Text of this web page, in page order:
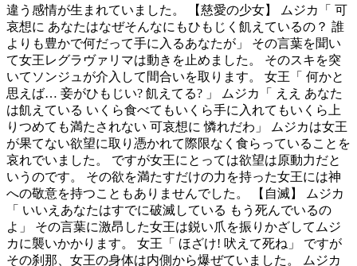
違う感情が生まれていました。 【慈愛の少女】 ムジカ「 可
哀想に あなたはなぜそんなにもひもじく飢えているの？ 誰
よりも豊かで何だって手に入るあなたが」 その言葉を聞い
て女王レグラヴァリマは動きを止めました。 そのスキを突
いてソンジュが介入して間合いを取ります。 女王「 何かと
思えば… 妾がひもじい? 飢えてる? 」 ムジカ「 ええ あなた
は飢えている いくら食べてもいくら手に入れてもいくら上
りつめても満たされない 可哀想に 憐れだわ」 ムジカは女王
が果てない欲望に取り憑かれて際限なく食らっていることを
哀れでいました。 ですが女王にとっては欲望は原動力だと
いうのです。 その欲を満たすだけの力を持った女王には神
への敬意を持つこともありませんでした。 【自滅】 ムジカ
「 いいえあなたはすでに破滅している もう死んでいるの
よ」 その言葉に激昂した女王は鋭い爪を振りかざしてムジ
カに襲いかかります。 女王「 ほざけ! 吠えて死ね」 ですが
その刹那、女王の身体は内側から爆ぜていました。 ムジカ